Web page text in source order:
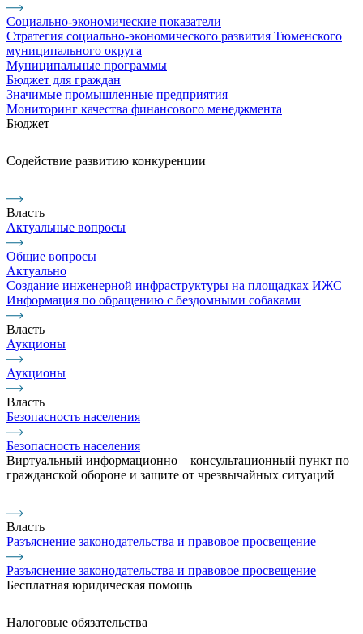
Социально-экономические показатели
Стратегия социально-экономического развития Тюменского
муниципального округа
Муниципальные программы
Бюджет для граждан
Значимые промышленные предприятия
Мониторинг качества финансового менеджмента
Бюджет
Содействие развитию конкуренции
Власть
Актуальные вопросы
Общие вопросы
Актуально
Создание инженерной инфраструктуры на площадках ИЖС
Информация по обращению с бездомными собаками
Власть
Аукционы
Аукционы
Власть
Безопасность населения
Безопасность населения
Виртуальный информационно – консультационный пункт по
гражданской обороне и защите от чрезвычайных ситуаций
Власть
Разъяснение законодательства и правовое просвещение
Разъяснение законодательства и правовое просвещение
Бесплатная юридическая помощь
Налоговые обязательства